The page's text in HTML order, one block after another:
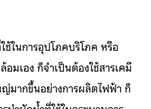
ในการอุปโภคบริโภค หรือ
มเอง ก็จำเป็นต้องใช้สารเคมี
มากขึ้นอย่างการผลิตไฟฟ้า ก็